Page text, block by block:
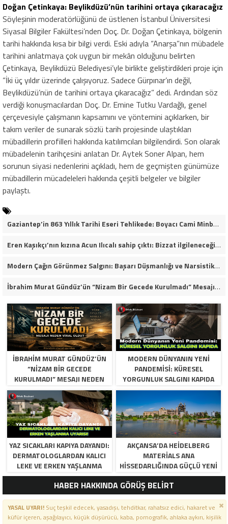
Doğan Çetinkaya: Beylikdüzü’nün tarihini ortaya çıkaracağız
Söyleşinin moderatörlüğünü de üstlenen İstanbul Üniversitesi
Siyasal Bilgiler Fakültesi’nden Doç. Dr. Doğan Çetinkaya, bölgenin
tarihi hakkında kısa bir bilgi verdi. Eski adıyla “Anarşa”nın mübadele
tarihini anlatmaya çok uygun bir mekân olduğunu belirten
Çetinkaya, Beylikdüzü Belediyesi’yle birlikte geliştirdikleri proje için
“İki üç yıldır üzerinde çalışıyoruz. Sadece Gürpınar’ın değil,
Beylikdüzü’nün de tarihini ortaya çıkaracağız” dedi. Ardından söz
verdiği konuşmacılardan Doç. Dr. Emine Tutku Vardağlı, genel
çerçevesiyle çalışmanın kapsamını ve yöntemini açıklarken, bir
takım veriler de sunarak sözlü tarih projesinde ulaştıkları
mübadillerin profilleri hakkında katılımcıları bilgilendirdi. Son olarak
mübadelenin tarihçesini anlatan Dr. Aytek Soner Alpan, hem
sorunun siyasi nedenlerini açıkladı, hem de geçmişten günümüze
mübadillerin mücadeleleri hakkında çeşitli belgeler ve bilgiler
paylaştı.
Gaziantep’in 863 Yıllık Tarihi Eseri Tehlikede: Boyacı Cami Minberi İçin “Restorasyon Durdurulsun” Çağrısı!
Eren Kaşıkçı’nın kızına Acun Ilıcalı sahip çıktı: Bizzat ilgileneceğim
Modern Çağın Görünmez Salgını: Başarı Düşmanlığı ve Narsistik Yükseliş
İbrahim Murat Gündüz’ün “Nizam Bir Gecede Kurulmadı” Mesajı Sosyal Medyada Geniş Yankı Uyandırdı
İBRAHIM MURAT GÜNDÜZ’ÜN
“NIZAM BIR GECEDE
KURULMADI” MESAJI NEDEN
VIRAL OLDU?
MODERN DÜNYANIN YENI
PANDEMISI: KÜRESEL
YORGUNLUK SALGINI KAPIDA
YAZ SICAKLARI KAPIYA DAYANDI:
DERMATOLOGLARDAN KALICI
LEKE VE ERKEN YAŞLANMA
UYARISI!
AKÇANSA’DA HEIDELBERG
MATERIALS ANA
HISSEDARLIĞINDA GÜÇLÜ YENI
DÖNEM BAŞLIYOR
HABER HAKKINDA GÖRÜŞ BELİRT
YASAL UYARI!Suç teşkil edecek, yasadışı, tehditkar, rahatsız edici, hakaret ve
küfür içeren, aşağılayıcı, küçük düşürücü, kaba, pornografik, ahlaka aykırı, kişilik